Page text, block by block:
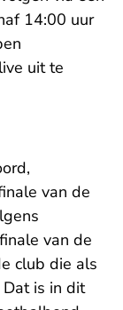
14:00 uur
uit te
van de
van de
club die als
is in dit